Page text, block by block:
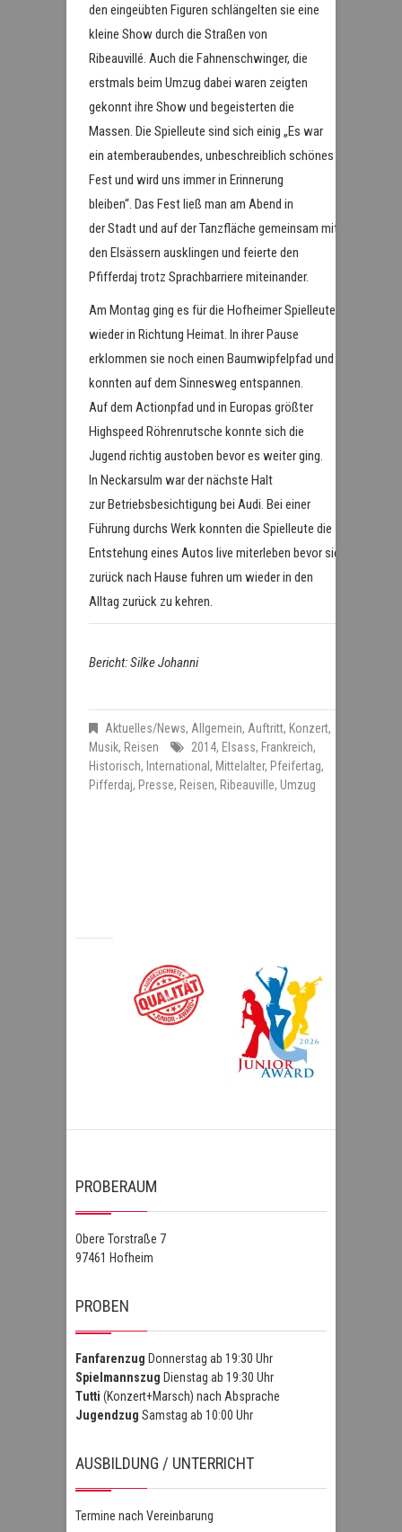
den eingeübten Figuren schlängelten sie eine
kleine Show durch die Straßen von
Ribeauvillé. Auch die Fahnenschwinger, die
erstmals beim Umzug dabei waren zeigten
gekonnt ihre Show und begeisterten die
Massen. Die Spielleute sind sich einig „Es war
ein atemberaubendes, unbeschreiblich schönes
Fest und wird uns immer in Erinnerung
bleiben“. Das Fest ließ man am Abend in
der Stadt und auf der Tanzfläche gemeinsam mit
den Elsässern ausklingen und feierte den
Pfifferdaj trotz Sprachbarriere miteinander.
Am Montag ging es für die Hofheimer Spielleute
wieder in Richtung Heimat. In ihrer Pause
erklommen sie noch einen Baumwipfelpfad und
konnten auf dem Sinnesweg entspannen.
Auf dem Actionpfad und in Europas größter
Highspeed Röhrenrutsche konnte sich die
Jugend richtig austoben bevor es weiter ging.
In Neckarsulm war der nächste Halt
zur Betriebsbesichtigung bei Audi. Bei einer
Führung durchs Werk konnten die Spielleute die
Entstehung eines Autos live miterleben bevor sie
zurück nach Hause fuhren um wieder in den
Alltag zurück zu kehren.
Bericht: Silke Johanni
Aktuelles/News, Allgemein, Auftritt, Konzert,
Musik, Reisen 2014, Elsass, Frankreich,
Historisch, International, Mittelalter, Pfeifertag,
Pifferdaj, Presse, Reisen, Ribeauville, Umzug
PROBERAUM
Obere Torstraße 7
97461 Hofheim
PROBEN
Fanfarenzug Donnerstag ab 19:30 Uhr
Spielmannszug Dienstag ab 19:30 Uhr
Tutti (Konzert+Marsch) nach Absprache
Jugendzug Samstag ab 10:00 Uhr
AUSBILDUNG / UNTERRICHT
Termine nach Vereinbarung